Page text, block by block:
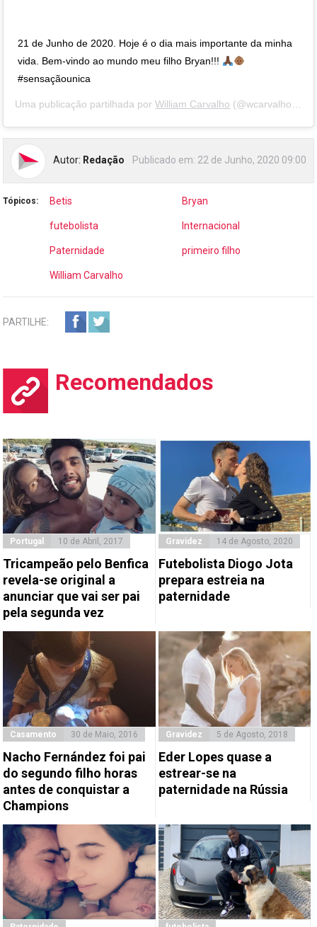
21 de Junho de 2020. Hoje é o dia mais importante da minha
vida. Bem-vindo ao mundo meu filho Bryan!!!
#sensaçãounica
Uma publicação partilhada porWilliam Carvalho (@wcarvalho14) a
Autor: Redação Publicado em: 22 de Junho, 2020 09:00
Tópicos: Betis Bryan
futebolista Internacional
Paternidade primeiro filho
William Carvalho
PARTILHE:
Recomendados
Portugal 10 de Abril, 2017
Tricampeão pelo Benfica
revela-se original a
anunciar que vai ser pai
pela segunda vez
Gravidez 14 de Agosto, 2020
Futebolista Diogo Jota
prepara estreia na
paternidade
Casamento 30 de Maio, 2016
Nacho Fernández foi pai
do segundo filho horas
antes de conquistar a
Champions
Gravidez 5 de Agosto, 2018
Eder Lopes quase a
estrear-se na
paternidade na Rússia